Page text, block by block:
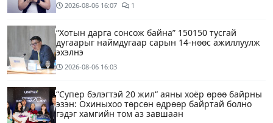
2026-08-06 16:07 1
“Хотын дарга сонсож байна” 150150 тусгай
дугаарыг наймдугаар сарын 14-нөөс ажиллуулж
эхэлнэ
2026-08-06 16:03
“Супер бэлэгтэй 20 жил“ аяны хоёр өрөө байрны
эзэн: Охиныхоо төрсөн өдрөөр байртай болно
гэдэг хамгийн том аз завшаан